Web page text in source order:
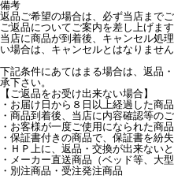
備考
返品ご希望の場合は、必ず当店まで
ご返品についてご案内を差し上げます
当店に商品が到着後、キャンセル処
い場合は、キャンセルとはなりません
下記条件にあてはまる場合は、返品
承下さい。
【ご返品をお受け出来ない場合】
・お届け日から８日以上経過した商品
・商品到着後、当店に内容確認等の
・お客様が一度ご使用になられた商
・保証書付きの商品で、保証書を紛失
・ＨＰ上に、返品・交換が出来ない
・メーカー直送商品（ベッド等、大型
・別注商品・受注発注商品